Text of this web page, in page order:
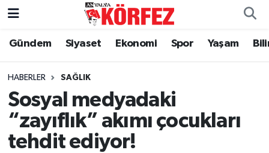
Gündem Siyaset Ekonomi Spor Yaşam
HABERLER SAĞLIK
Sosyal medyadaki
“zayıflık” akımı çocukları
tehdit ediyor!
Gündem
Siyaset
Yerel Yönetim
Ekonomi
Nöbetçi Eczaneler
Hava Durumu
Trafik Durumu
Süper Lig Puan Durumu ve Fikstür